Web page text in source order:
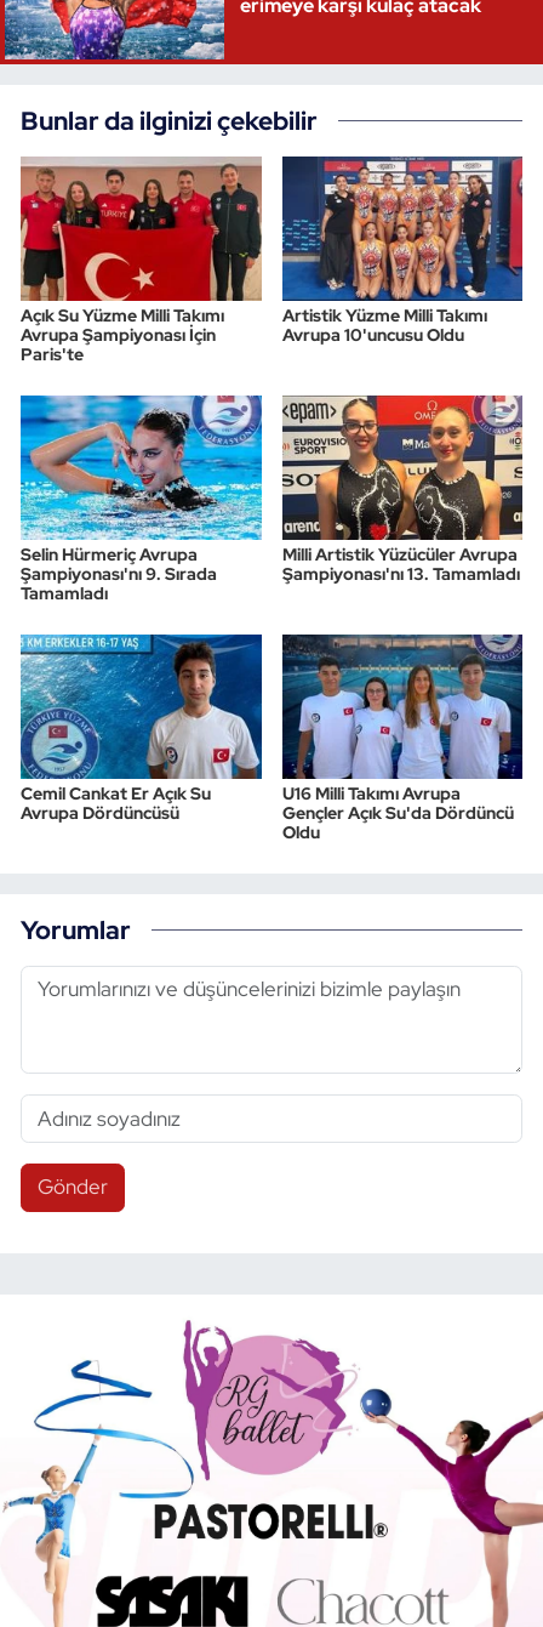
Bunlar da ilginizi çekebilir
Açık Su Yüzme Milli Takımı
Avrupa Şampiyonası İçin
Paris'te
Artistik Yüzme Milli Takımı
Avrupa 10'uncusu Oldu
Selin Hürmeriç Avrupa
Şampiyonası'nı 9. Sırada
Tamamladı
Milli Artistik Yüzücüler Avrupa
Şampiyonası'nı 13. Tamamladı
Cemil Cankat Er Açık Su
Avrupa Dördüncüsü
U16 Milli Takımı Avrupa
Gençler Açık Su'da Dördüncü
Oldu
Yorumlar
Gönder